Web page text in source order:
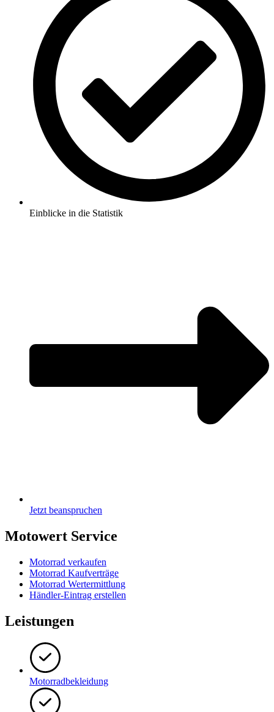
Einblicke in die Statistik
Jetzt beanspruchen
Motowert Service
Motorrad verkaufen
Motorrad Kaufverträge
Motorrad Wertermittlung
Händler-Eintrag erstellen
Leistungen
Motorradbekleidung